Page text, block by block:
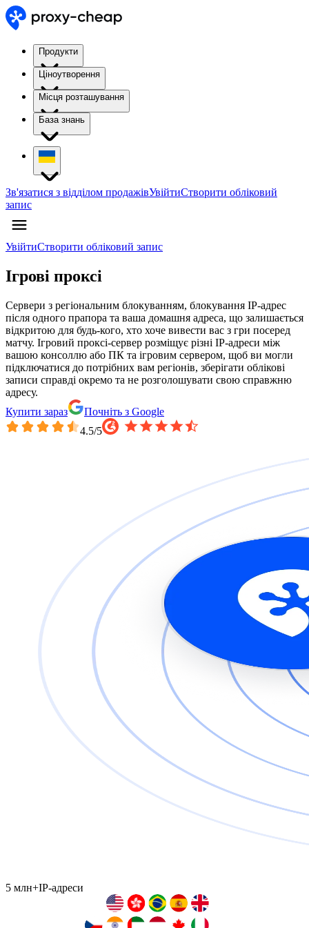
Продукти
Ціноутворення
Місця розташування
База знань
Зв'язатися з відділом продажівУвійтиСтворити обліковий
запис
УвійтиСтворити обліковий запис
Ігрові проксі
Сервери з регіональним блокуванням, блокування IP-адрес
після одного прапора та ваша домашня адреса, що залишається
відкритою для будь-кого, хто хоче вивести вас з гри посеред
матчу. Ігровий проксі-сервер розміщує різні IP-адреси між
вашою консоллю або ПК та ігровим сервером, щоб ви могли
підключатися до потрібних вам регіонів, зберігати облікові
записи справді окремо та не розголошувати свою справжню
адресу.
Купити зараз
Почніть з Google
4.5/5
5 млн+IP-адреси